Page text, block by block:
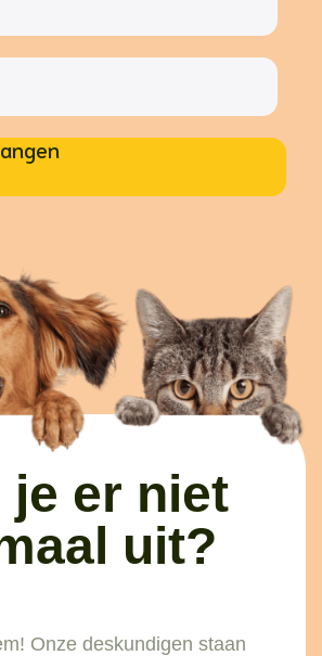
je er niet
uit?
Onze deskundigen staan